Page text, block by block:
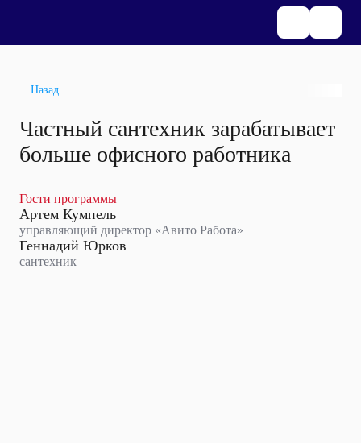
Назад
Частный сантехник зарабатывает
больше офисного работника
Гости программы
Артем Кумпель
управляющий директор «Авито Работа»
Геннадий Юрков
сантехник